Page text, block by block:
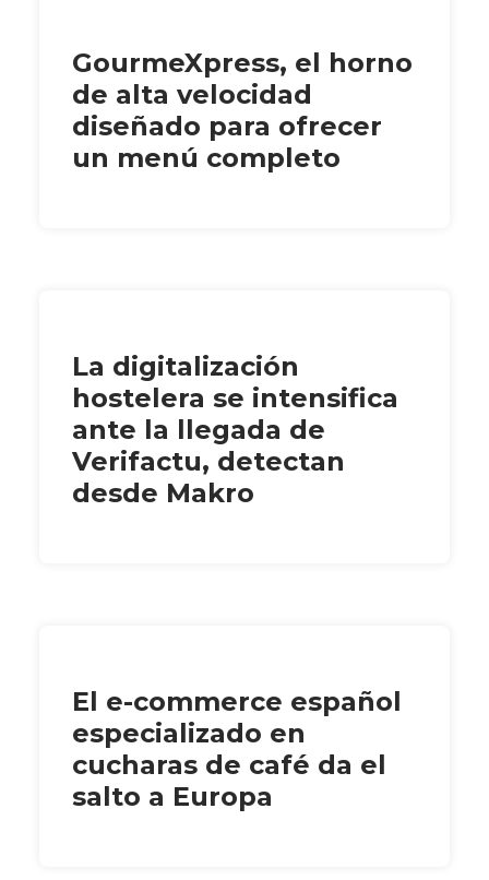
GourmeXpress, el horno
de alta velocidad
diseñado para ofrecer
un menú completo
La digitalización
hostelera se intensifica
ante la llegada de
Verifactu, detectan
desde Makro
El e-commerce español
especializado en
cucharas de café da el
salto a Europa